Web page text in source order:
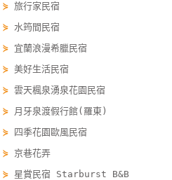
訂
單
管
理
會
員
戶
⋟旅行家民宿
⋟ 水筠間民宿
⋟ 宜蘭浪漫希臘民宿
⋟美好生活民宿
⋟雲天楓泉湧泉花園民宿
⋟ 月牙泉渡假行館(羅東)
⋟
四季花園歐風民宿
⋟ 京巷花弄
⋟ 星賞民宿 Starburst B&B